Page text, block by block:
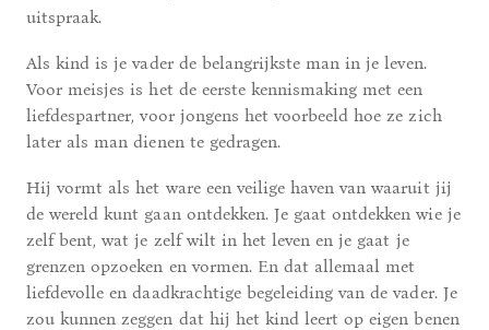
uitspraak.
Als kind is je vader de belangrijkste man in je leven.
Voor meisjes is het de eerste kennismaking met een
liefdespartner, voor jongens het voorbeeld hoe ze zich
later als man dienen te gedragen.
Hij vormt als het ware een veilige haven van waaruit jij
de wereld kunt gaan ontdekken. Je gaat ontdekken wie je
zelf bent, wat je zelf wilt in het leven en je gaat je
grenzen opzoeken en vormen. En dat allemaal met
liefdevolle en daadkrachtige begeleiding van de vader. Je
zou kunnen zeggen dat hij het kind leert op eigen benen